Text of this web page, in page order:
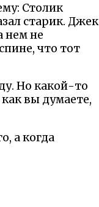
Столик
старик. Джек
нем не
что тот
Но какой-то
вы думаете,
а когда